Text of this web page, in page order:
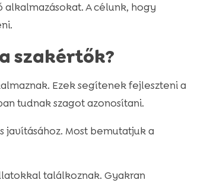
A célunk, hogy
szakértők?
Ezek segítenek fejleszteni a
tudnak szagot azonosítani.
javításához. Most bemutatjuk a
találkoznak. Gyakran